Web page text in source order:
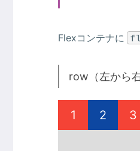
Flexコンテナに
row（左から
1 2 3